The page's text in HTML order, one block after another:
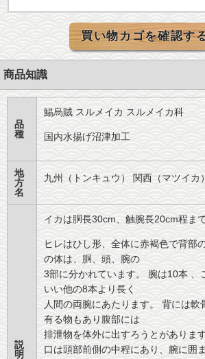
商品知識
品
種
鯣烏賊 スルメイカ スルメイカ科
国内水揚げ沼津加工
地
方
名
九州（トンキュウ） 関西（マツイカ）
説
明
イカは胴長30cm、触腕長20cm程ま
ヒレはひし形、全体に赤褐色で背部
の体は、胴、頭、腕の
3部に分かれています。 腕は10本 、
いい他の8本より長く
人間の両腕にあたります。 背には軟
有る物もあり腹部には
排泄物を体外に出すろうとがあります
口は頭部前側の中程にあり、腕に囲